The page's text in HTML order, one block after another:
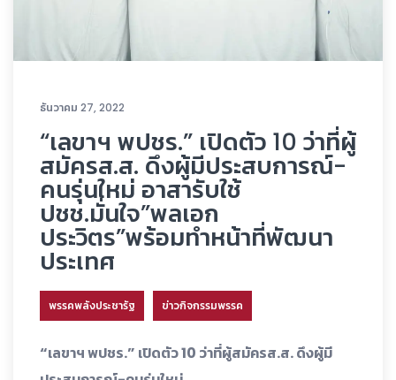
ธันวาคม 27, 2022
“เลขาฯ พปชร.” เปิดตัว 10 ว่าที่ผู้
สมัครส.ส. ดึงผู้มีประสบการณ์-
คนรุ่นใหม่ อาสารับใช้
ปชช.มั่นใจ”พลเอก
ประวิตร”พร้อมทำหน้าที่พัฒนา
ประเทศ
พรรคพลังประชารัฐ ข่าวกิจกรรมพรรค
“เลขาฯ พปชร.” เปิดตัว 10 ว่าที่ผู้สมัครส.ส. ดึงผู้มี